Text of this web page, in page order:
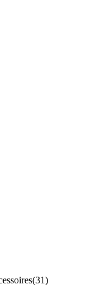
(31)